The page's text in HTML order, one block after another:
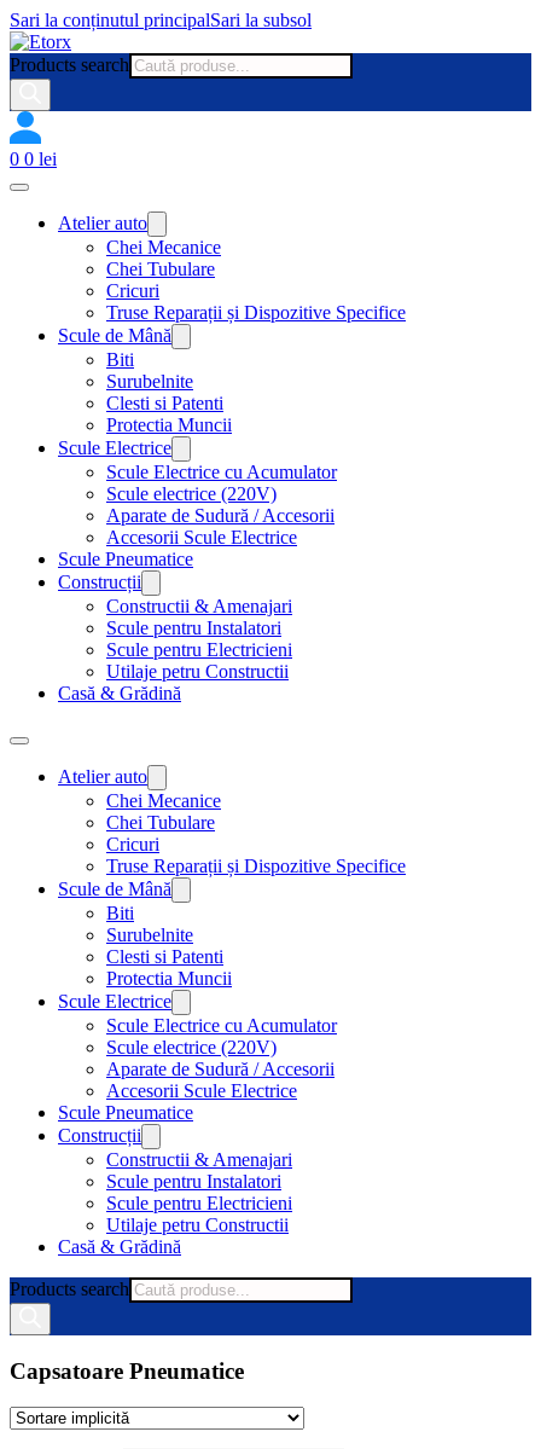
Sari la conținutul principalSari la subsol
Products search
0 0 lei
Atelier auto
Chei Mecanice
Chei Tubulare
Cricuri
Truse Reparații și Dispozitive Specifice
Scule de Mână
Biti
Surubelnite
Clesti si Patenti
Protectia Muncii
Scule Electrice
Scule Electrice cu Acumulator
Scule electrice (220V)
Aparate de Sudură / Accesorii
Accesorii Scule Electrice
Scule Pneumatice
Construcții
Constructii & Amenajari
Scule pentru Instalatori
Scule pentru Electricieni
Utilaje petru Constructii
Casă & Grădină
Atelier auto
Chei Mecanice
Chei Tubulare
Cricuri
Truse Reparații și Dispozitive Specifice
Scule de Mână
Biti
Surubelnite
Clesti si Patenti
Protectia Muncii
Scule Electrice
Scule Electrice cu Acumulator
Scule electrice (220V)
Aparate de Sudură / Accesorii
Accesorii Scule Electrice
Scule Pneumatice
Construcții
Constructii & Amenajari
Scule pentru Instalatori
Scule pentru Electricieni
Utilaje petru Constructii
Casă & Grădină
Products search
Capsatoare Pneumatice